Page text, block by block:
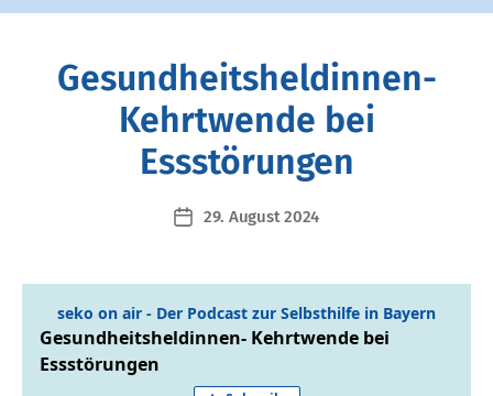
zur
BayernGesundheitsheldinnen-
Kehrtwende bei
Essstörungen
Veröffentlichungsdatum
29. August 2024